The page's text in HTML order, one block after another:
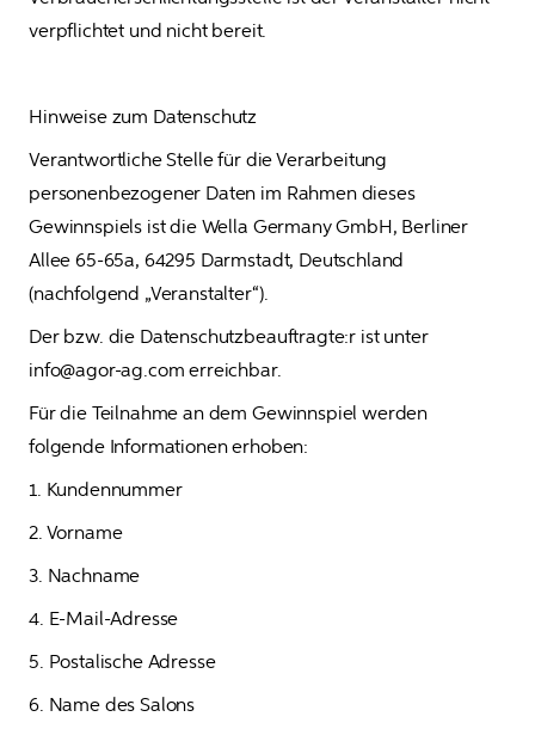
verpflichtet und nicht bereit.
Hinweise zum Datenschutz
Verantwortliche Stelle für die Verarbeitung
personenbezogener Daten im Rahmen dieses
Gewinnspiels ist die Wella Germany GmbH, Berliner
Allee 65-65a, 64295 Darmstadt, Deutschland
(nachfolgend „Veranstalter“).
Der bzw. die Datenschutzbeauftragte:r ist unter
info@agor-ag.com erreichbar.
Für die Teilnahme an dem Gewinnspiel werden
folgende Informationen erhoben:
1. Kundennummer
2. Vorname
3. Nachname
4. E-Mail-Adresse
5. Postalische Adresse
6. Name des Salons